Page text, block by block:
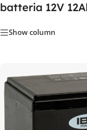
batteria 12V
Show column